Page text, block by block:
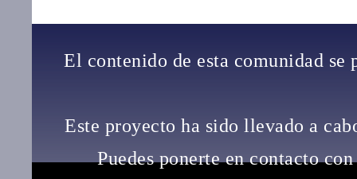
El contenido de esta comunidad
Este proyecto ha sido llevado a
Puedes ponerte en contacto